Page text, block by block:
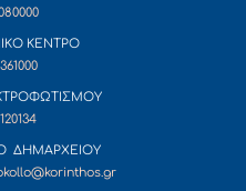
ΚΕΝΤΡΟ
ΔΗΜΑΡΧΕΙΟΥ